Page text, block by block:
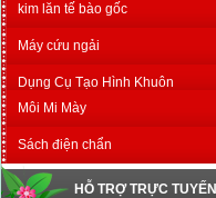
kim lăn tế bào gốc
Máy cứu ngải
Dụng Cụ Tạo Hình Khuôn
Môi Mi Mày
Sách điện chẩn
HỖ TRỢ TRỰC TUYẾN